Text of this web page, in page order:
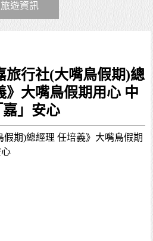
旅遊資訊
旅行社(大嘴鳥假期)總
》大嘴鳥假期用心 中
」安心
假期)總經理 任培義》大嘴鳥假期